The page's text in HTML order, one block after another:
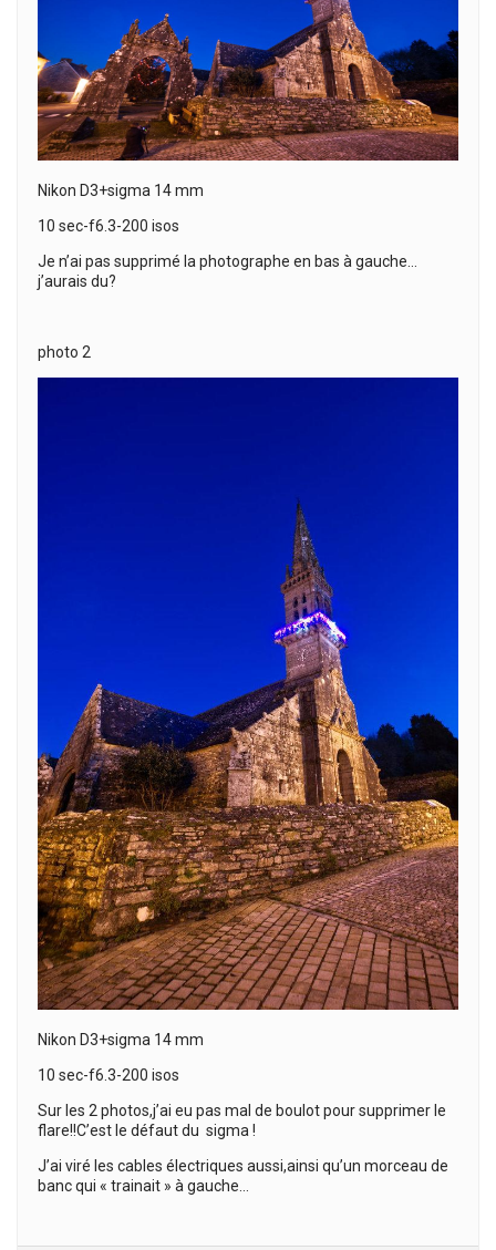
Nikon D3+sigma 14 mm
10 sec-f6.3-200 isos
Je n’ai pas supprimé la photographe en bas à gauche…
j’aurais du?
photo 2
Nikon D3+sigma 14 mm
10 sec-f6.3-200 isos
Sur les 2 photos,j’ai eu pas mal de boulot pour supprimer le
flare!!C’est le défaut du sigma !
J’ai viré les cables électriques aussi,ainsi qu’un morceau de
banc qui « trainait » à gauche…